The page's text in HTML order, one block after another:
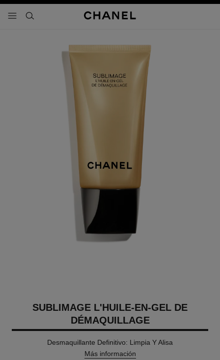
- navegación principal
buscar
SUBLIMAGE L'HUILE-EN-GEL DE
DÉMAQUILLAGE
Desmaquillante Definitivo: Limpia Y Alisa
Más información